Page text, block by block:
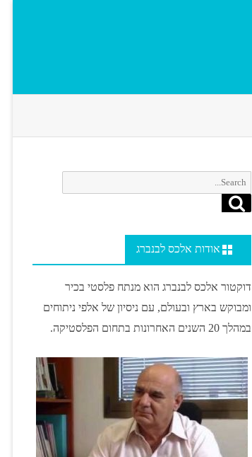
Search
for:
Search
אודות אלכס לבנברג
דוקטור אלכס לבנברג הוא מנתח פלסטי בכיר
ומבוקש בארץ ובעולם, עם ניסיון של אלפי ניתוחים
במהלך 20 השנים האחרונות בתחום הפלסטיקה.